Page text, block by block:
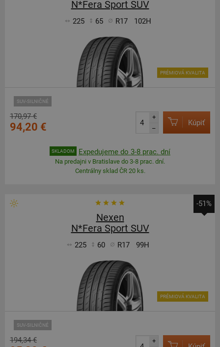
N*Fera Sport SUV
225 65 R17 102H
SUV-SILNIČNÉ
PRÉMIOVÁ KVALITA
170,97 €
94,20 €
+
–
Kúpiť
SKLADOM Expedujeme do 3-8 prac. dní
Na predajni v Bratislave do 3-8 prac. dní.
Centrálny sklad ČR 20 ks.
-51%
Nexen
N*Fera Sport SUV
225 60 R17 99H
SUV-SILNIČNÉ
PRÉMIOVÁ KVALITA
194,34 €
+